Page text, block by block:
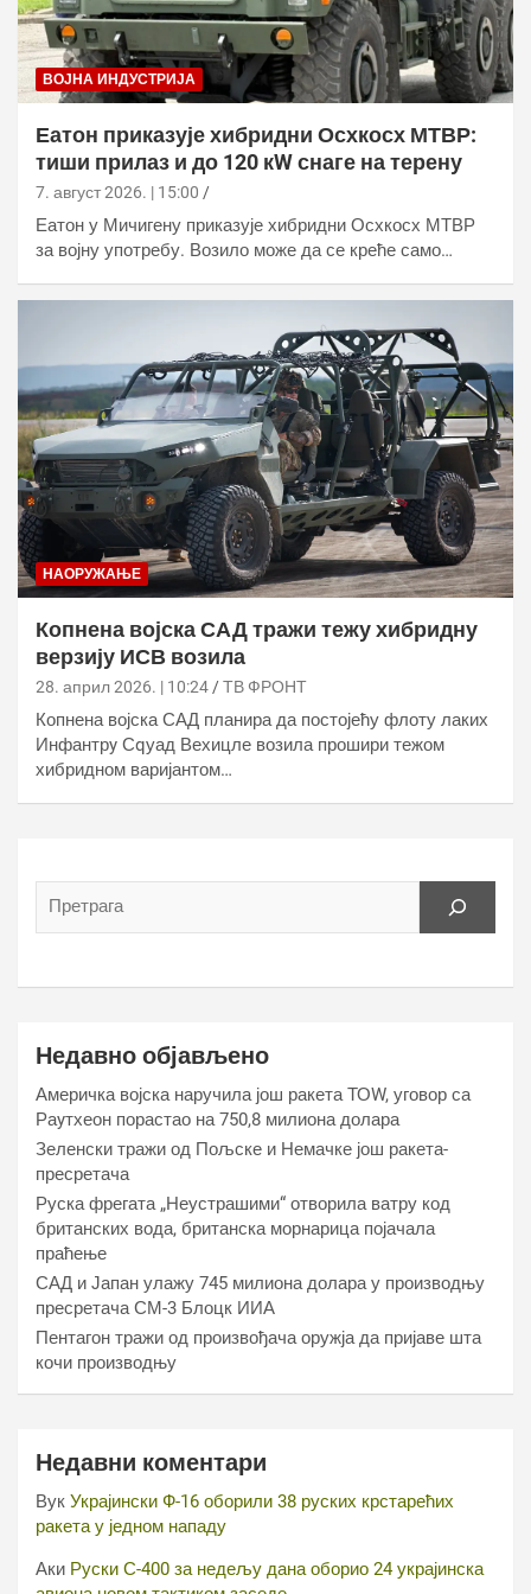
ВОЈНА ИНДУСТРИЈА
Еатон приказује хибридни Осхкосх МТВР:
тиши прилаз и до 120 кW снаге на терену
7. август 2026. | 15:00
Еатон у Мичигену приказује хибридни Осхкосх МТВР
за војну употребу. Возило може да се креће само…
НАОРУЖАЊЕ
Копнена војска САД тражи тежу хибридну
верзију ИСВ возила
28. април 2026. | 10:24 ТВ ФРОНТ
Копнена војска САД планира да постојећу флоту лаких
Инфантрy Сqуад Вехицле возила прошири тежом
хибридном варијантом…
Недавно објављено
Америчка војска наручила још ракета ТОW, уговор са
Раyтхеон порастао на 750,8 милиона долара
Зеленски тражи од Пољске и Немачке још ракета-
пресретача
Руска фрегата „Неустрашими“ отворила ватру код
британских вода, британска морнарица појачала
праћење
САД и Јапан улажу 745 милиона долара у производњу
пресретача СМ-3 Блоцк ИИА
Пентагон тражи од произвођача оружја да пријаве шта
кочи производњу
Недавни коментари
Вук Украјински Ф-16 оборили 38 руских крстарећих
ракета у једном нападу
Аки Руски С-400 за недељу дана оборио 24 украјинска